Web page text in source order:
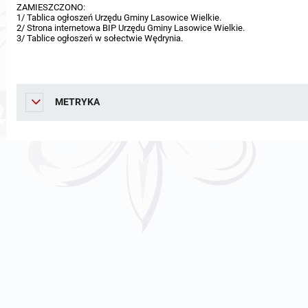
ZAMIESZCZONO:
1/ Tablica ogłoszeń Urzędu Gminy Lasowice Wielkie.
2/ Strona internetowa BIP Urzędu Gminy Lasowice Wielkie.
3/ Tablice ogłoszeń w sołectwie Wędrynia.
METRYKA